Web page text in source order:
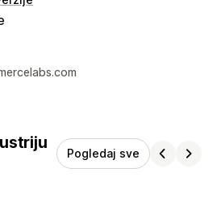
Pogledaj sve